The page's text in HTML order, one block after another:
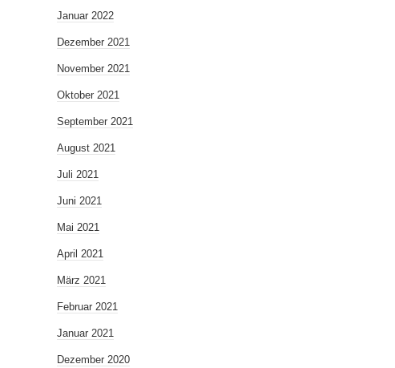
Januar 2022
Dezember 2021
November 2021
Oktober 2021
September 2021
August 2021
Juli 2021
Juni 2021
Mai 2021
April 2021
März 2021
Februar 2021
Januar 2021
Dezember 2020